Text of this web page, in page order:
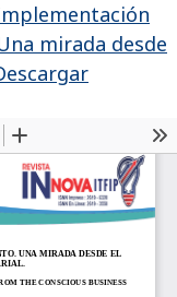
mirada desde